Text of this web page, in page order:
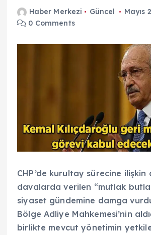
Haber Merkezi Güncel
Mayıs
0 Comments
CHP’de kurultay sürecine ilişkin
davalarda verilen “mutlak
siyaset gündemine damga
Bölge Adliye Mahkemesi’nin
birlikte mevcut yönetimin